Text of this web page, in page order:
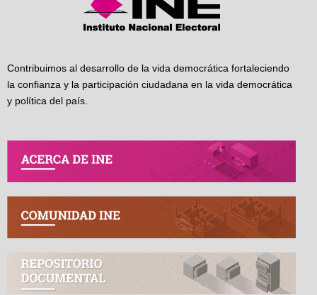
Contribuimos al desarrollo de la vida democrática fortaleciendo
la confianza y la participación ciudadana en la vida democrática
y política del país.